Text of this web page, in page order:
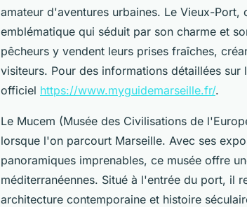
amateur d'aventures urbaines. Le Vieux-
emblématique qui séduit par son charme et
pêcheurs y vendent leurs prises fraîches,
visiteurs. Pour des informations détaillées
officiel https://www.myguidemarseille.fr/.
Le Mucem (Musée des Civilisations de
lorsque l'on parcourt Marseille. Avec ses
panoramiques imprenables, ce musée offre
méditerranéennes. Situé à l'entrée du port, il
architecture contemporaine et histoire